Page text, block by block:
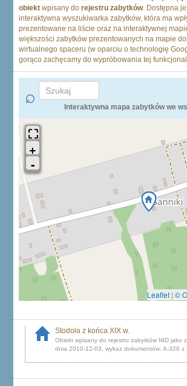
obiekt wpisany do rejestru zabytków. Dostępna
interaktywna wyszukiwarka zabytków, która ma
prezentowane na liście oraz na interaktywnej
większości zabytków prezentowanych na mapie
wirtualnego spaceru (w oparciu o technologię
gorąco zachęcamy do wypróbowania tej
Interaktywna mapa zabytków we
Leaflet | ©
Stodoła z końca XIX w.
dnia 2010-12-03, wykaz dokumentów: A-326 z